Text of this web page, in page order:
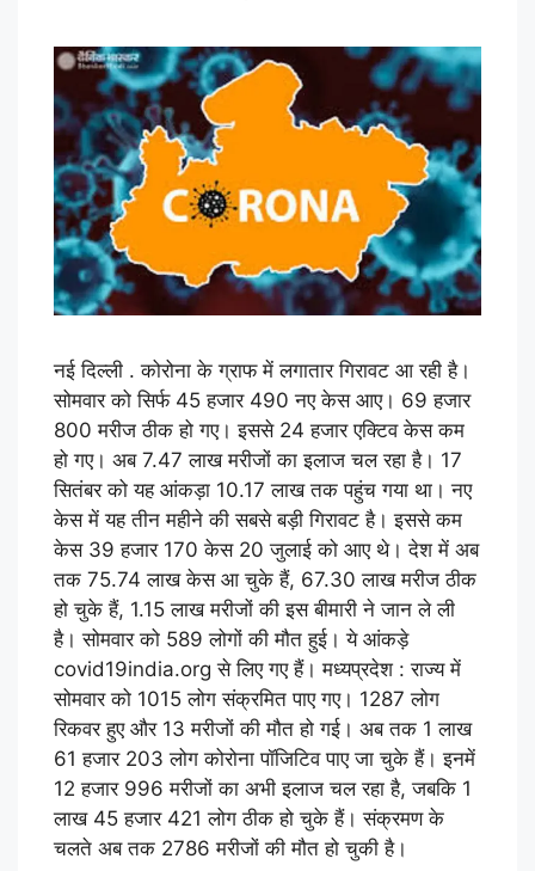
नई दिल्ली . कोरोना के ग्राफ में लगातार गिरावट आ रही है।
सोमवार को सिर्फ 45 हजार 490 नए केस आए। 69 हजार
800 मरीज ठीक हो गए। इससे 24 हजार एक्टिव केस कम
हो गए। अब 7.47 लाख मरीजों का इलाज चल रहा है। 17
सितंबर को यह आंकड़ा 10.17 लाख तक पहुंच गया था। नए
केस में यह तीन महीने की सबसे बड़ी गिरावट है। इससे कम
केस 39 हजार 170 केस 20 जुलाई को आए थे। देश में अब
तक 75.74 लाख केस आ चुके हैं, 67.30 लाख मरीज ठीक
हो चुके हैं, 1.15 लाख मरीजों की इस बीमारी ने जान ले ली
है। सोमवार को 589 लोगों की मौत हुई। ये आंकड़े
covid19india.org से लिए गए हैं। मध्यप्रदेश : राज्य में
सोमवार को 1015 लोग संक्रमित पाए गए। 1287 लोग
रिकवर हुए और 13 मरीजों की मौत हो गई। अब तक 1 लाख
61 हजार 203 लोग कोरोना पॉजिटिव पाए जा चुके हैं। इनमें
12 हजार 996 मरीजों का अभी इलाज चल रहा है, जबकि 1
लाख 45 हजार 421 लोग ठीक हो चुके हैं। संक्रमण के
चलते अब तक 2786 मरीजों की मौत हो चुकी है।